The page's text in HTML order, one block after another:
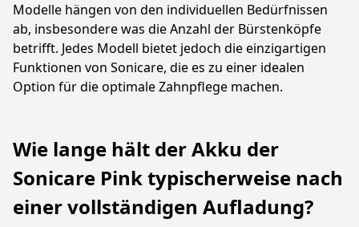
Modelle hängen von den individuellen Bedürfnissen
ab, insbesondere was die Anzahl der Bürstenköpfe
betrifft. Jedes Modell bietet jedoch die einzigartigen
Funktionen von Sonicare, die es zu einer idealen
Option für die optimale Zahnpflege machen.
Wie lange hält der Akku der
Sonicare Pink typischerweise nach
einer vollständigen Aufladung?